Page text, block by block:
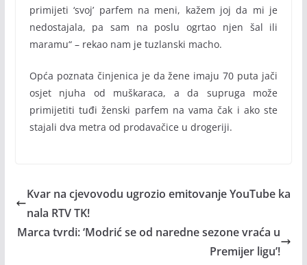
primijeti ‘svoj’ parfem na meni, kažem joj da mi je
nedostajala, pa sam na poslu ogrtao njen šal ili
maramu“ – rekao nam je tuzlanski macho.
Opća poznata činjenica je da žene imaju 70 puta jači
osjet njuha od muškaraca, a da supruga može
primijetiti tuđi ženski parfem na vama čak i ako ste
stajali dva metra od prodavačice u drogeriji.
Kvar na cjevovodu ugrozio emitovanje YouTube ka
nala RTV TK!
Marca tvrdi: ‘Modrić se od naredne sezone vraća u
Premijer ligu’!